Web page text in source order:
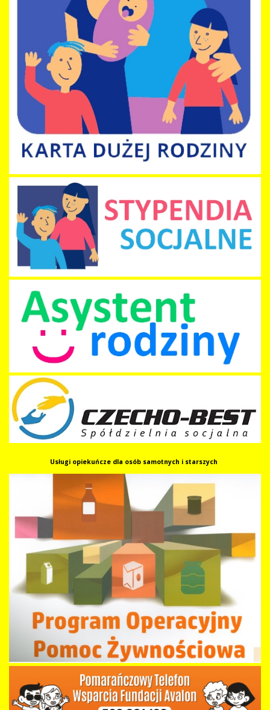
Usługi opiekuńcze dla osób samotnych i starszych